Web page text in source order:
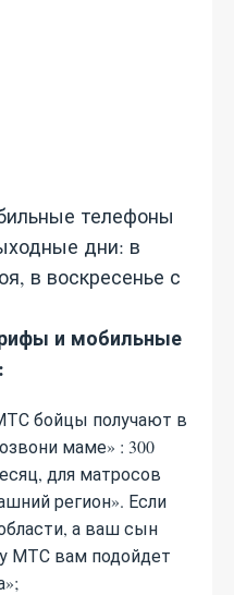
телефоны
дни: в
в воскресенье с
и мобильные
бойцы получают в
маме» : 300
для матросов
регион». Если
а ваш сын
МТС вам подойдет